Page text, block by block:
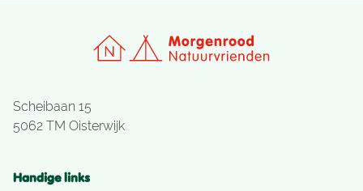
Scheibaan 15
5062 TM Oisterwijk
Handige links